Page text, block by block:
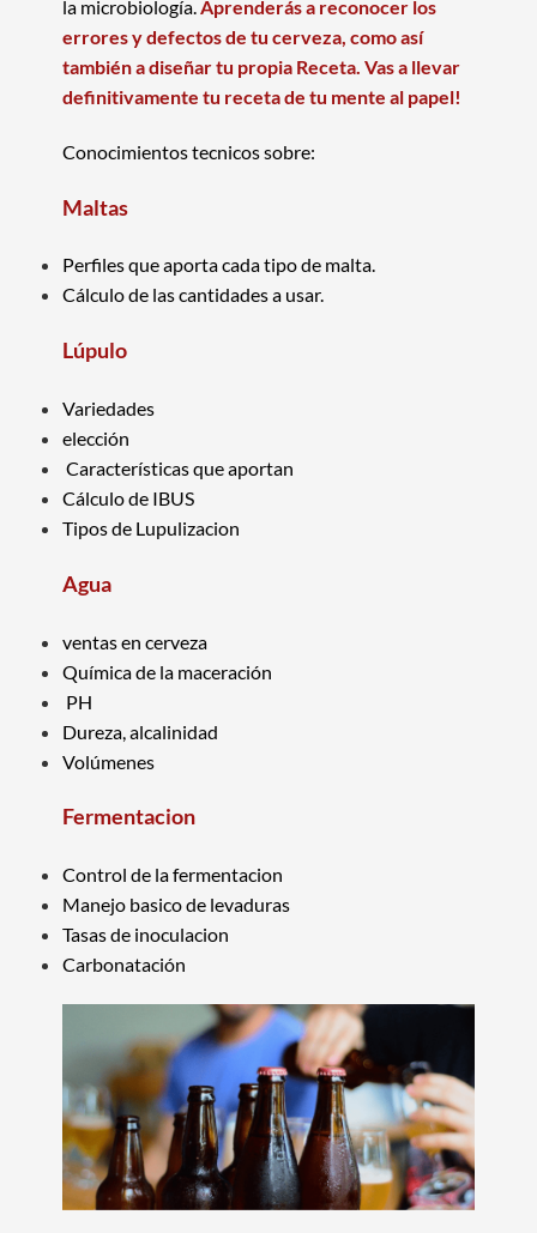
la microbiología.Aprenderás a reconocer los
errores y defectos de tu cerveza, como así
también a diseñar tu propia Receta. Vas a llevar
definitivamente tu receta de tu mente al papel!
Conocimientos tecnicos sobre:
Maltas
Perfiles que aporta cada tipo de malta.
Cálculo de las cantidades a usar.
Lúpulo
Variedades
elección
Características que aportan
Cálculo de IBUS
Tipos de Lupulizacion
Agua
ventas en cerveza
Química de la maceración
PH
Dureza, alcalinidad
Volúmenes
Fermentacion
Control de la fermentacion
Manejo basico de levaduras
Tasas de inoculacion
Carbonatación